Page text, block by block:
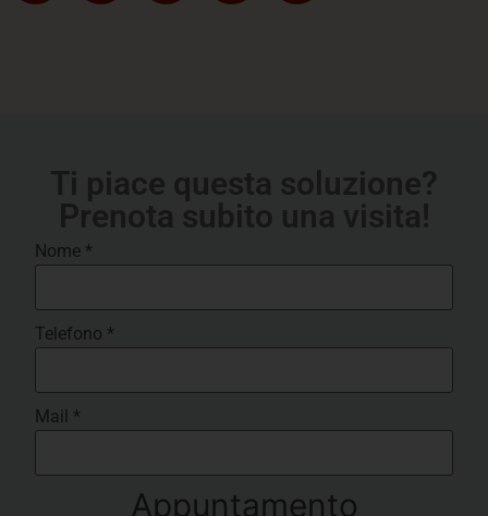
Ti piace questa soluzione?
Prenota subito una visita!
Nome *
Telefono *
Mail *
Appuntamento